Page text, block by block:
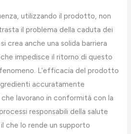
utilizzando il prodotto, non
il problema della caduta dei
crea anche una solida barriera
impedisce il ritorno di questo
L’efficacia del prodotto
accuratamente
lavorano in conformità con la
responsabili della salute
che lo rende un supporto